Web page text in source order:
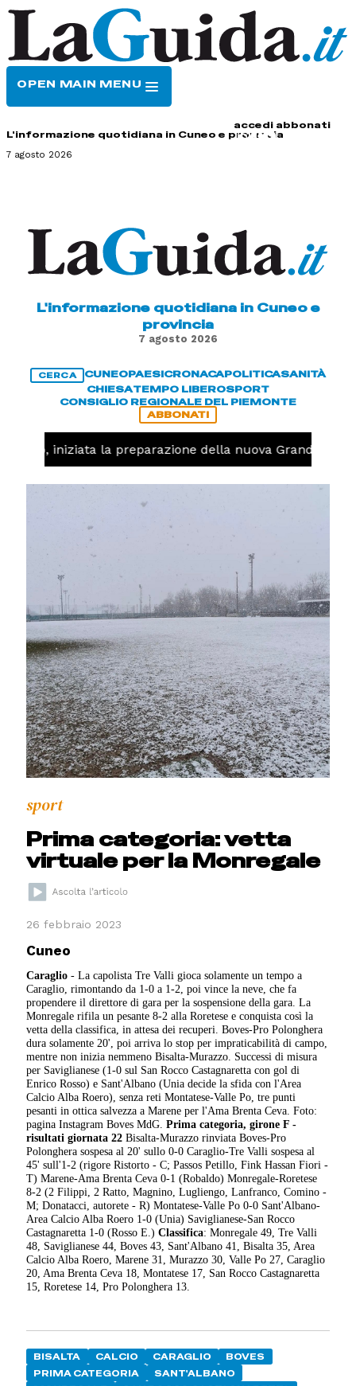
OPEN MAIN MENU
accedi abbonati
L'informazione quotidiana in Cuneo e provincia
7 agosto 2026
L'informazione quotidiana in Cuneo e
provincia
7 agosto 2026
CERCA CUNEOPAESICRONACAPOLITICASANITÀ
CHIESATEMPO LIBEROSPORT
CONSIGLIO REGIONALE DEL PIEMONTE
ABBONATI
iniziata la preparazione della nuova Granda Volley
sport
Prima categoria: vetta
virtuale per la Monregale
26 febbraio 2023
Cuneo
Caraglio - La capolista Tre Valli gioca solamente un tempo a
Caraglio, rimontando da 1-0 a 1-2, poi vince la neve, che fa
propendere il direttore di gara per la sospensione della gara. La
Monregale rifila un pesante 8-2 alla Roretese e conquista così la
vetta della classifica, in attesa dei recuperi. Boves-Pro Polonghera
dura solamente 20', poi arriva lo stop per impraticabilità di campo,
mentre non inizia nemmeno Bisalta-Murazzo. Successi di misura
per Saviglianese (1-0 sul San Rocco Castagnaretta con gol di
Enrico Rosso) e Sant'Albano (Unia decide la sfida con l'Area
Calcio Alba Roero), senza reti Montatese-Valle Po, tre punti
pesanti in ottica salvezza a Marene per l'Ama Brenta Ceva. Foto:
pagina Instagram Boves MdG.Prima categoria, girone F -
risultati giornata 22 Bisalta-Murazzo rinviata Boves-Pro
Polonghera sospesa al 20' sullo 0-0 Caraglio-Tre Valli sospesa al
45' sull'1-2 (rigore Ristorto - C; Passos Petillo, Fink Hassan Fiori -
T) Marene-Ama Brenta Ceva 0-1 (Robaldo) Monregale-Roretese
8-2 (2 Filippi, 2 Ratto, Magnino, Lugliengo, Lanfranco, Comino -
M; Donatacci, autorete - R) Montatese-Valle Po 0-0 Sant'Albano-
Area Calcio Alba Roero 1-0 (Unia) Saviglianese-San Rocco
Castagnaretta 1-0 (Rosso E.)Classifica: Monregale 49, Tre Valli
48, Saviglianese 44, Boves 43, Sant'Albano 41, Bisalta 35, Area
Calcio Alba Roero, Marene 31, Murazzo 30, Valle Po 27, Caraglio
20, Ama Brenta Ceva 18, Montatese 17, San Rocco Castagnaretta
15, Roretese 14, Pro Polonghera 13.
BISALTA CALCIO CARAGLIO
BOVES
PRIMA CATEGORIA
SANT'ALBANO